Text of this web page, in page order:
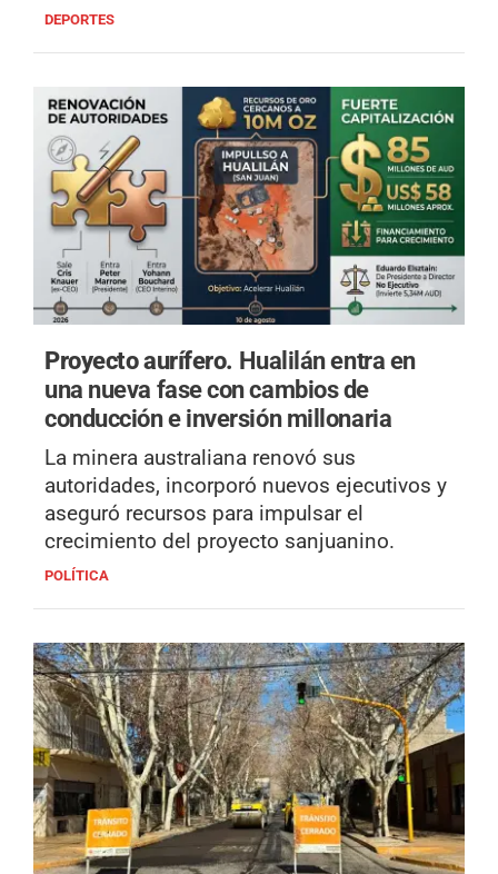
DEPORTES
Proyecto aurífero. Hualilán entra en
una nueva fase con cambios de
conducción e inversión millonaria
La minera australiana renovó sus
autoridades, incorporó nuevos ejecutivos y
aseguró recursos para impulsar el
crecimiento del proyecto sanjuanino.
POLÍTICA